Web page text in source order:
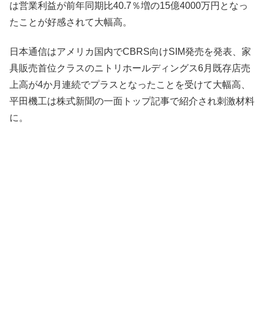
は営業利益が前年同期比40.7％増の15億4000万円となっ
たことが好感されて大幅高。
日本通信はアメリカ国内でCBRS向けSIM発売を発表、家
具販売首位クラスのニトリホールディングス6月既存店売
上高が4か月連続でプラスとなったことを受けて大幅高、
平田機工は株式新聞の一面トップ記事で紹介され刺激材料
に。